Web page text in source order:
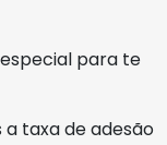
especial para te
taxa de adesão